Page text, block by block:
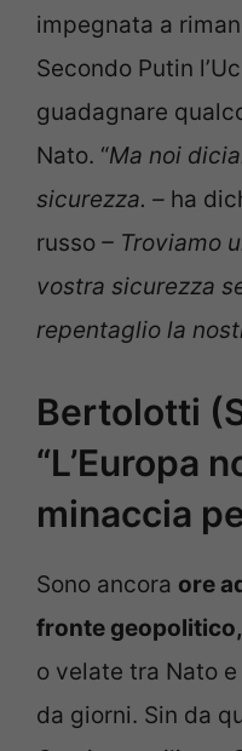
impegnata a
Secondo Putin
guadagnare
Nato. “Ma noi
sicurezza. – ha
russo – Troviamo
vostra sicurezza
repentaglio la
Bertolotti
“L’Europa
minaccia
Sono ancora ore
fronte geopolitico,
o velate tra Nato
da giorni. Sin da